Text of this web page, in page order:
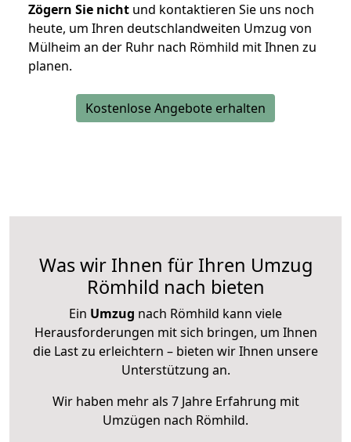
Zögern Sie nicht und kontaktieren Sie uns noch
heute, um Ihren deutschlandweiten Umzug von
Mülheim an der Ruhr nach Römhild mit Ihnen zu
planen.
Kostenlose Angebote erhalten
Was wir Ihnen für Ihren Umzug
Römhild nach bieten
Ein Umzug nach Römhild kann viele
Herausforderungen mit sich bringen, um Ihnen
die Last zu erleichtern – bieten wir Ihnen unsere
Unterstützung an.
Wir haben mehr als 7 Jahre Erfahrung mit
Umzügen nach Römhild.